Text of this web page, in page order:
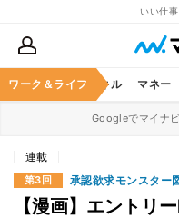
いい仕
ワーク＆ライフ
ア ビジネススキル マネー
Googleでマイナ
連載
第3回 承認欲求モンスター
【漫画】エントリ